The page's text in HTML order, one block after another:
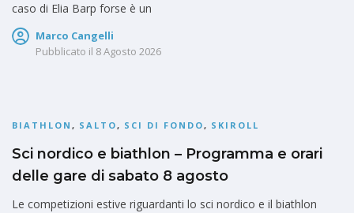
caso di Elia Barp forse è un
Marco Cangelli
Pubblicato il 8 Agosto 2026
BIATHLON , SALTO, SCI DI FONDO, SKIROLL
Sci nordico e biathlon – Programma e orari
delle gare di sabato 8 agosto
Le competizioni estive riguardanti lo sci nordico e il biathlon